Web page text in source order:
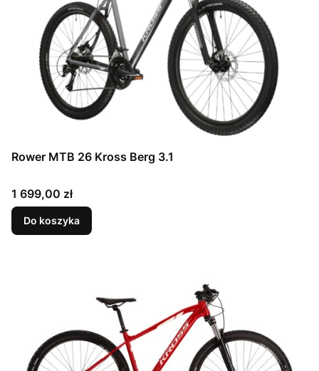
Rower MTB 26 Kross Berg 3.1
Cena
1 699,00 zł
Do koszyka